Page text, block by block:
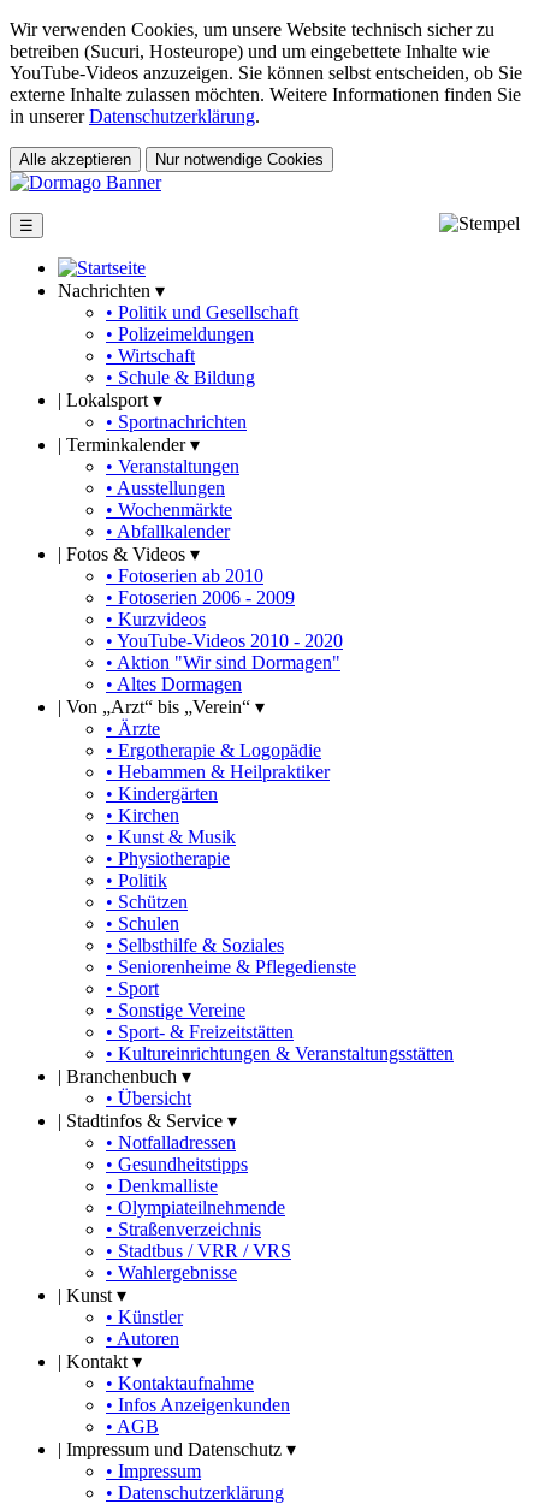
Wir verwenden Cookies, um unsere Website technisch sicher zu
betreiben (Sucuri, Hosteurope) und um eingebettete Inhalte wie
YouTube-Videos anzuzeigen. Sie können selbst entscheiden, ob Sie
externe Inhalte zulassen möchten. Weitere Informationen finden Sie
in unsererDatenschutzerklärung.
Alle akzeptieren Nur notwendige Cookies
☰
Nachrichten ▾
• Politik und Gesellschaft
• Polizeimeldungen
• Wirtschaft
• Schule & Bildung
| Lokalsport ▾
• Sportnachrichten
| Terminkalender ▾
• Veranstaltungen
• Ausstellungen
• Wochenmärkte
• Abfallkalender
| Fotos & Videos ▾
• Fotoserien ab 2010
• Fotoserien 2006 - 2009
• Kurzvideos
• YouTube-Videos 2010 - 2020
• Aktion "Wir sind Dormagen"
• Altes Dormagen
| Von „Arzt“ bis „Verein“ ▾
• Ärzte
• Ergotherapie & Logopädie
• Hebammen & Heilpraktiker
• Kindergärten
• Kirchen
• Kunst & Musik
• Physiotherapie
• Politik
• Schützen
• Schulen
• Selbsthilfe & Soziales
• Seniorenheime & Pflegedienste
• Sport
• Sonstige Vereine
• Sport- & Freizeitstätten
• Kultureinrichtungen & Veranstaltungsstätten
| Branchenbuch ▾
• Übersicht
| Stadtinfos & Service ▾
• Notfalladressen
• Gesundheitstipps
• Denkmalliste
• Olympiateilnehmende
• Straßenverzeichnis
• Stadtbus / VRR / VRS
• Wahlergebnisse
| Kunst ▾
• Künstler
• Autoren
| Kontakt ▾
• Kontaktaufnahme
• Infos Anzeigenkunden
• AGB
| Impressum und Datenschutz ▾
• Impressum
• Datenschutzerklärung